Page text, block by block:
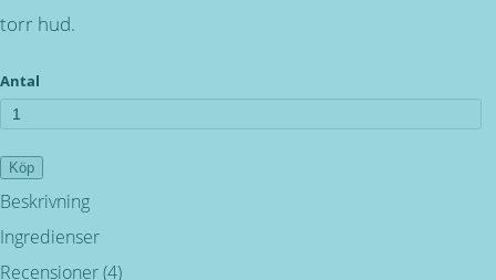
torr hud.
Antal
Köp
Beskrivning
Ingredienser
Recensioner (4)